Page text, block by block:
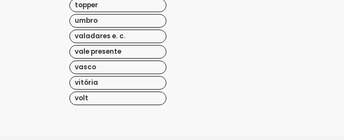
topper
umbro
valadares e. c.
vale presente
vasco
vitória
volt